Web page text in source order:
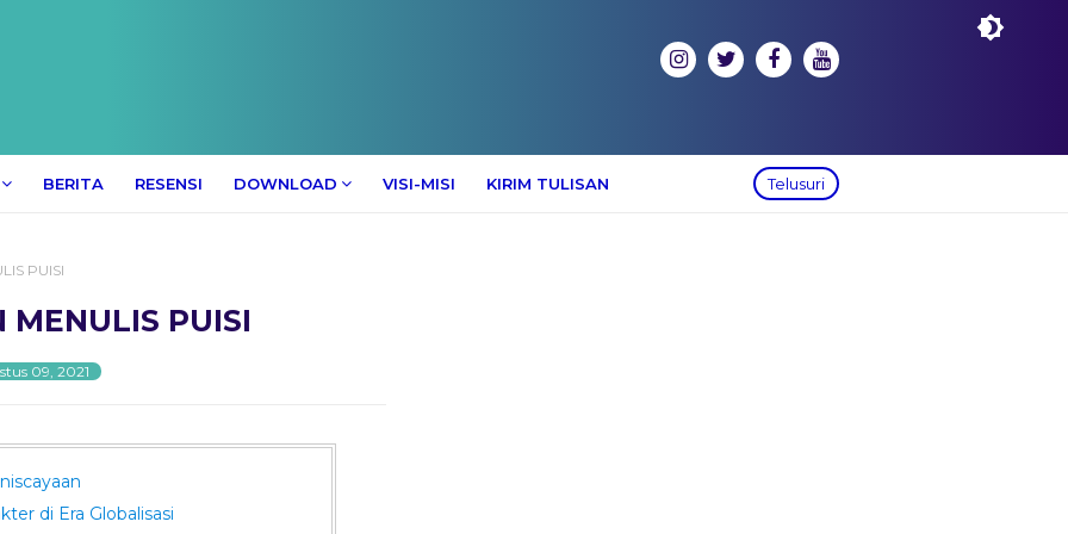
BERITA RESENSI DOWNLOAD VISI-MISI KIRIM TULISAN Telusuri
PUISI
MENULIS PUISI
09, 2021
di Era Globalisasi